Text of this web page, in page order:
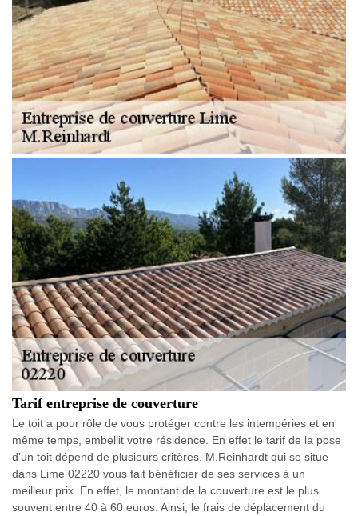
Tarif entreprise de couverture
Le toit a pour rôle de vous protéger contre les intempéries et en
même temps, embellit votre résidence. En effet le tarif de la pose
d’un toit dépend de plusieurs critères. M.Reinhardt qui se situe
dans Lime 02220 vous fait bénéficier de ses services à un
meilleur prix. En effet, le montant de la couverture est le plus
souvent entre 40 à 60 euros. Ainsi, le frais de déplacement du